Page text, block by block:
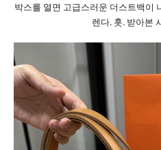
박스를 열면 고급스러운 더스트백이
렌다. 훗. 받아본